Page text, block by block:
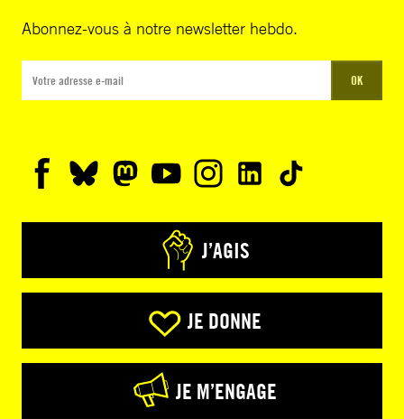
Abonnez-vous à notre newsletter hebdo.
OK
J’AGIS
JE DONNE
JE M’ENGAGE